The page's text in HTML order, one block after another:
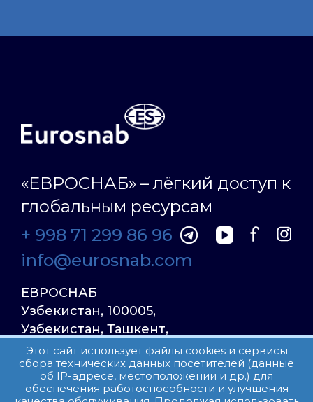
«ЕВРОСНАБ» – лёгкий доступ к
глобальным ресурсам
+ 998 71 299 86 96
info@eurosnab.com
ЕВРОСНАБ
Узбекистан, 100005,
Узбекистан, Ташкент,
Улица Фаргона Йули
23, дом 31
Этот сайт использует файлы cookies и сервисы
сбора технических данных посетителей (данные
об IP-адресе, местоположении и др.) для
обеспечения работоспособности и улучшения